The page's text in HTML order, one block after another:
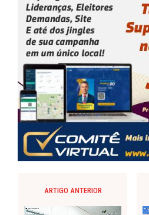
ARTIGO ANTERIOR